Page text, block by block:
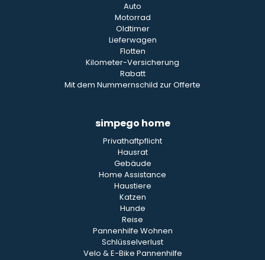
Auto
Motorrad
Oldtimer
Lieferwagen
Flotten
Kilometer-Versicherung
Rabatt
Mit dem Nummernschild zur Offerte
simpego home
Privathaftpflicht
Hausrat
Gebäude
Home Assistance
Haustiere
Katzen
Hunde
Reise
Pannenhilfe Wohnen
Schlüsselverlust
Velo & E-Bike Pannenhilfe